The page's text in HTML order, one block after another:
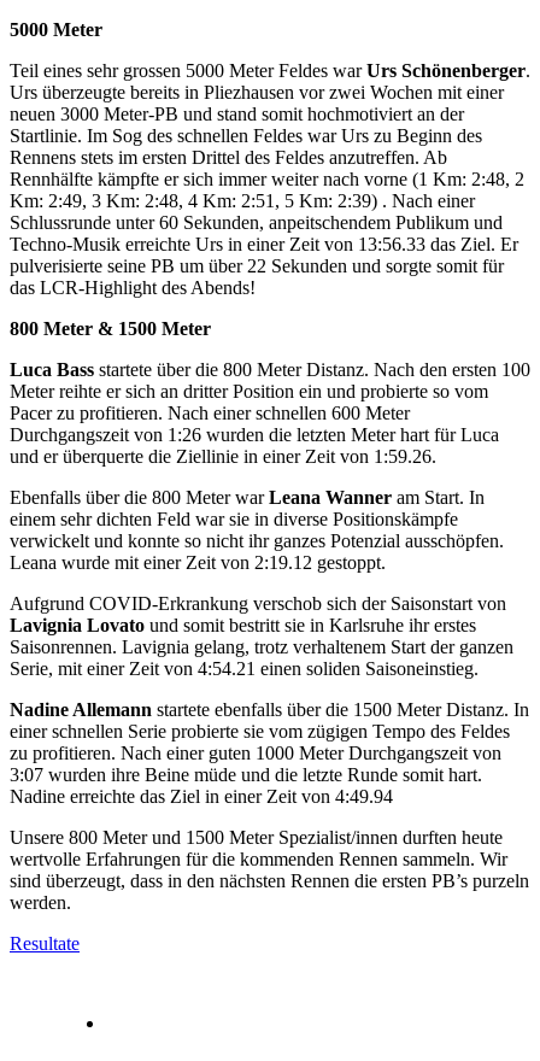
5000 Meter
Teil eines sehr grossen 5000 Meter Feldes warUrs Schönenberger.
Urs überzeugte bereits in Pliezhausen vor zwei Wochen mit einer
neuen 3000 Meter-PB und stand somit hochmotiviert an der
Startlinie. Im Sog des schnellen Feldes war Urs zu Beginn des
Rennens stets im ersten Drittel des Feldes anzutreffen. Ab
Rennhälfte kämpfte er sich immer weiter nach vorne (1 Km: 2:48, 2
Km: 2:49, 3 Km: 2:48, 4 Km: 2:51, 5 Km: 2:39) . Nach einer
Schlussrunde unter 60 Sekunden, anpeitschendem Publikum und
Techno-Musik erreichte Urs in einer Zeit von 13:56.33 das Ziel. Er
pulverisierte seine PB um über 22 Sekunden und sorgte somit für
das LCR-Highlight des Abends!
800 Meter & 1500 Meter
Luca Bass startete über die 800 Meter Distanz. Nach den ersten 100
Meter reihte er sich an dritter Position ein und probierte so vom
Pacer zu profitieren. Nach einer schnellen 600 Meter
Durchgangszeit von 1:26 wurden die letzten Meter hart für Luca
und er überquerte die Ziellinie in einer Zeit von 1:59.26.
Ebenfalls über die 800 Meter warLeana Wanner am Start. In
einem sehr dichten Feld war sie in diverse Positionskämpfe
verwickelt und konnte so nicht ihr ganzes Potenzial ausschöpfen.
Leana wurde mit einer Zeit von 2:19.12 gestoppt.
Aufgrund COVID-Erkrankung verschob sich der Saisonstart von
Lavignia Lovato und somit bestritt sie in Karlsruhe ihr erstes
Saisonrennen. Lavignia gelang, trotz verhaltenem Start der ganzen
Serie, mit einer Zeit von 4:54.21 einen soliden Saisoneinstieg.
Nadine Allemann startete ebenfalls über die 1500 Meter Distanz. In
einer schnellen Serie probierte sie vom zügigen Tempo des Feldes
zu profitieren. Nach einer guten 1000 Meter Durchgangszeit von
3:07 wurden ihre Beine müde und die letzte Runde somit hart.
Nadine erreichte das Ziel in einer Zeit von 4:49.94
Unsere 800 Meter und 1500 Meter Spezialist/innen durften heute
wertvolle Erfahrungen für die kommenden Rennen sammeln. Wir
sind überzeugt, dass in den nächsten Rennen die ersten PB’s purzeln
werden.
Resultate